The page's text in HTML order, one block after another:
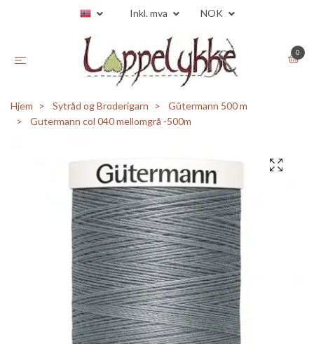
Inkl. mva NOK
0
Hjem Sytråd og Broderigarn
Gûtermann 500 m
Gutermann col 040 mellomgrå -500m